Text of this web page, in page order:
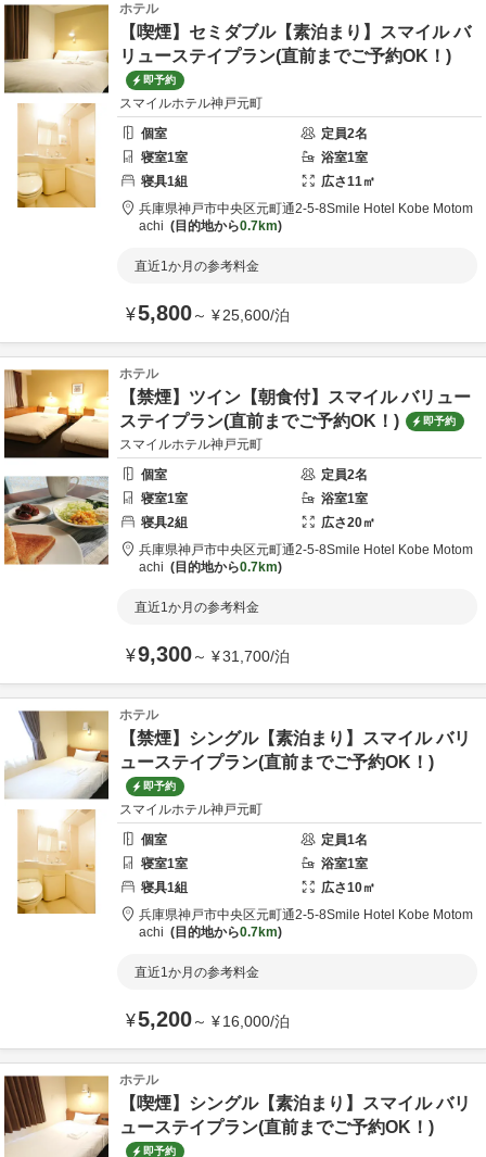
ホテル
【喫煙】セミダブル【素泊まり】スマイル バ
リューステイプラン(直前までご予約OK！)
即予約
スマイルホテル神戸元町
個室
定員2名
寝室1室 浴室1室
寝具1組 広さ11㎡
兵庫県神戸市中央区元町通2-5-8Smile Hotel Kobe Motom
achi
目的地から0.7km
直近1か月の参考料金
¥5,800～ ¥25,600/泊
ホテル
【禁煙】ツイン【朝食付】スマイル バリュー
ステイプラン(直前までご予約OK！)
即予約
スマイルホテル神戸元町
個室
定員2名
寝室1室 浴室1室
寝具2組 広さ20㎡
兵庫県神戸市中央区元町通2-5-8Smile Hotel Kobe Motom
achi
目的地から0.7km
直近1か月の参考料金
¥9,300～ ¥31,700/泊
ホテル
【禁煙】シングル【素泊まり】スマイル バリ
ューステイプラン(直前までご予約OK！)
即予約
スマイルホテル神戸元町
個室
定員1名
寝室1室 浴室1室
寝具1組 広さ10㎡
兵庫県神戸市中央区元町通2-5-8Smile Hotel Kobe Motom
achi
目的地から0.7km
直近1か月の参考料金
¥5,200～ ¥16,000/泊
ホテル
【喫煙】シングル【素泊まり】スマイル バリ
ューステイプラン(直前までご予約OK！)
即予約